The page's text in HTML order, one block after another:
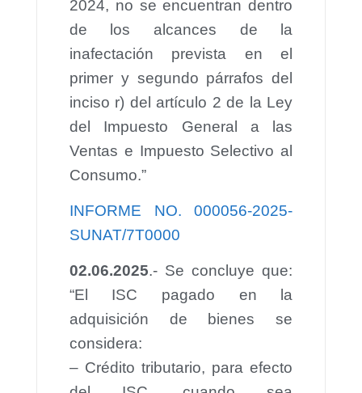
2024, no se encuentran dentro
de los alcances de la
inafectación prevista en el
primer y segundo párrafos del
inciso r) del artículo 2 de la Ley
del Impuesto General a las
Ventas e Impuesto Selectivo al
Consumo.”
INFORME NO. 000056-2025-
SUNAT/7T0000
02.06.2025.- Se concluye que:
“El ISC pagado en la
adquisición de bienes se
considera:
– Crédito tributario, para efecto